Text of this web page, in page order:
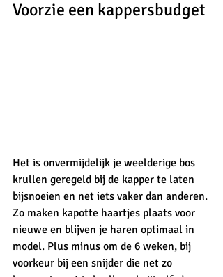
Voorzie een kappersbudget
Het is onvermijdelijk je weelderige bos
krullen geregeld bij de kapper te laten
bijsnoeien en net iets vaker dan anderen.
Zo maken kapotte haartjes plaats voor
nieuwe en blijven je haren optimaal in
model. Plus minus om de 6 weken, bij
voorkeur bij een snijder die net zo